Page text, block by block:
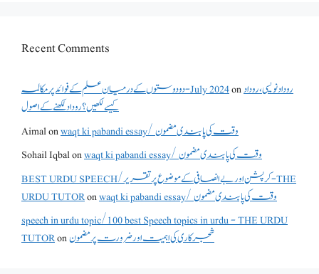
Recent Comments
دو دوستوں کے درمیان علم کے فوائد پر مکالمہ - July 2024onروداد نویسی ،روداد
کیسے لکھیں؟ روداد لکھنے کے اصول
Aimalon
waqt ki pabandi essay/ وقت کی پابندی مضمون
Sohail Iqbalon
waqt ki pabandi essay/ وقت کی پابندی مضمون
BEST URDU SPEECH/کرپشن اور بے انصافی کے موضوع پر تقریر - THE
URDU TUTORon
waqt ki pabandi essay/ وقت کی پابندی مضمون
speech in urdu topic/100 best Speech topics in urdu - THE URDU
TUTORonشجرکاری کی اہمیت اور ضرورت پر مضمون